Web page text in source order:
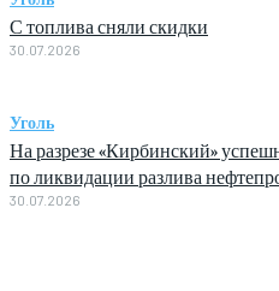
С топлива сняли скидки
30.07.2026
Уголь
На разрезе «Кирбинский»
по ликвидации разлива
30.07.2026